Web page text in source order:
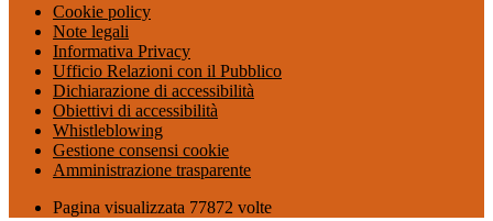
Cookie policy
Note legali
Informativa Privacy
Ufficio Relazioni con il Pubblico
Dichiarazione di accessibilità
Obiettivi di accessibilità
Whistleblowing
Gestione consensi cookie
Amministrazione trasparente
Pagina visualizzata 77872 volte